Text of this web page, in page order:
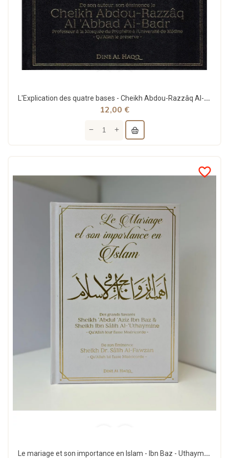
L'Explication des quatre bases - Cheikh Abdou-Razzâq Al-Abbad Al-Badr - Dine Al-Haqq
12,00 €
favorite_border
Le mariage et son importance en Islam - Ibn Baz - Uthayman - Fawzan - Dine al Haqq